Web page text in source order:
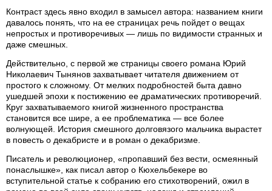
Контраст здесь явно входил в замысел автора: названием книги
давалось понять, что на ее страницах речь пойдет о вещах
непростых и противоречивых — лишь по видимости странных и
даже смешных.
Действительно, с первой же страницы своего романа Юрий
Николаевич Тынянов захватывает читателя движением от
простого к сложному. От мелких подробностей быта давно
ушедшей эпохи к постижению ее драматических противоречий.
Круг захватываемого книгой жизненного пространства
становится все шире, а ее проблематика — все более
волнующей. История смешного долговязого мальчика вырастет
в повесть о декабристе и в роман о декабризме.
Писатель и революционер, «пропавший без вести, осмеянный
понаслышке», как писал автор о Кюхельбекере во
вступительной статье к собранию его стихотворений, ожил в